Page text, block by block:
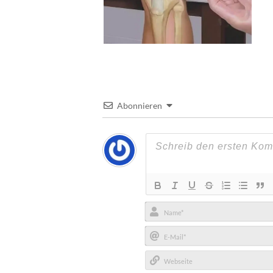
Abonnieren
Name*
E-
Mail*